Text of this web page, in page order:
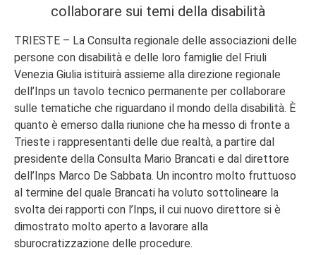
collaborare sui temi della disabilità
TRIESTE – La Consulta regionale delle associazioni delle
persone con disabilità e delle loro famiglie del Friuli
Venezia Giulia istituirà assieme alla direzione regionale
dell’Inps un tavolo tecnico permanente per collaborare
sulle tematiche che riguardano il mondo della disabilità. È
quanto è emerso dalla riunione che ha messo di fronte a
Trieste i rappresentanti delle due realtà, a partire dal
presidente della Consulta Mario Brancati e dal direttore
dell’Inps Marco De Sabbata. Un incontro molto fruttuoso
al termine del quale Brancati ha voluto sottolineare la
svolta dei rapporti con l’Inps, il cui nuovo direttore si è
dimostrato molto aperto a lavorare alla
sburocratizzazione delle procedure.